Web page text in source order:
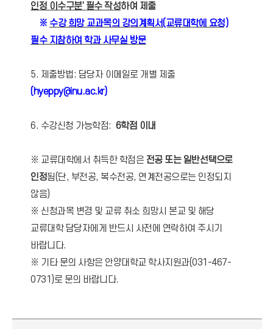
인정 이수구분' 필수 작성하여 제출
※ 수강 희망 교과목의 강의계획서(교류대학에 요청)
필수 지참하여 학과 사무실 방문
5. 제출방법: 담당자 이메일로 개별 제출
(hyeppy@inu.ac.kr)
6. 수강신청 가능학점: 6학점 이내
※ 교류대학에서 취득한 학점은 전공 또는 일반선택으로
인정됨(단, 부전공, 복수전공, 연계전공으로는 인정되지
않음)
※ 신청과목 변경 및 교류 취소 희망시 본교 및 해당
교류대학 담당자에게 반드시 사전에 연락하여 주시기
바랍니다.
※ 기타 문의 사항은 안양대학교 학사지원과(031-467-
0731)로 문의 바랍니다.